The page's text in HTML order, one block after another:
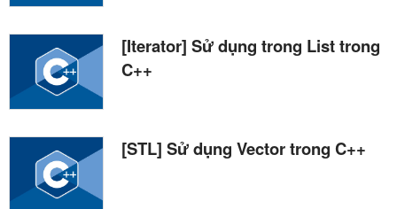
[Iterator] Sử dụng trong List trong
C++
[STL] Sử dụng Vector trong C++